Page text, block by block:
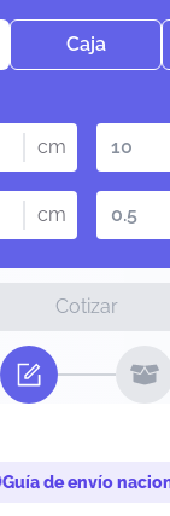
Caja
cm
cm
Cotizar
Guía de envío